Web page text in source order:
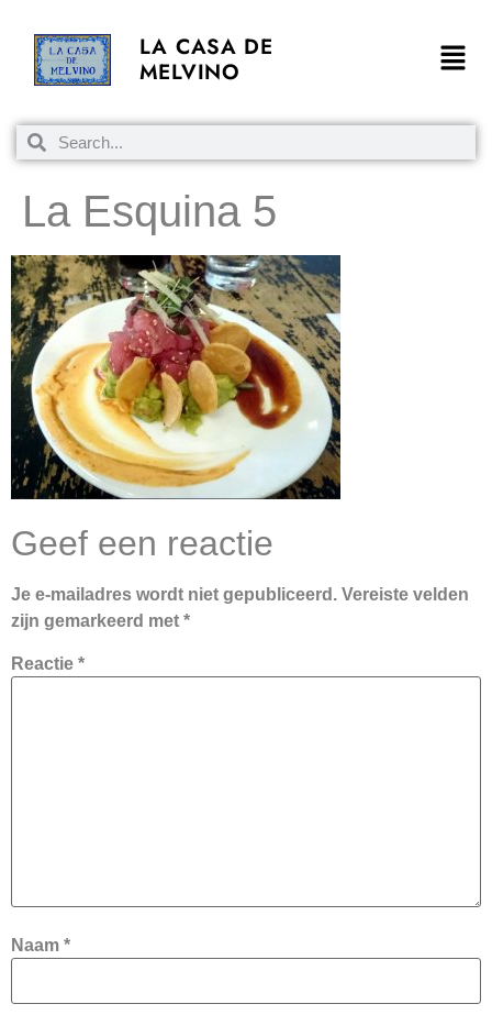
LA CASA DE
MELVINO
La Esquina 5
Geef een reactie
Je e-mailadres wordt niet gepubliceerd. Vereiste velden
zijn gemarkeerd met *
Reactie *
Naam *